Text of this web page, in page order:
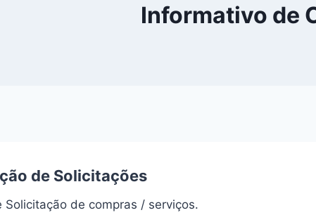
Informativo de
de Solicitações
Solicitação de compras / serviços.